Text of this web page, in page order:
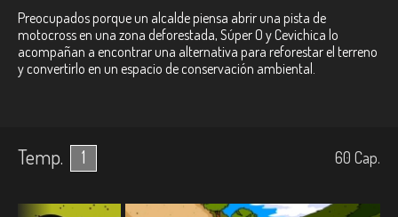
Preocupados porque un alcalde piensa abrir una pista de
motocross en una zona deforestada, Súper O y Cevichica lo
acompañan a encontrar una alternativa para reforestar el terreno
y convertirlo en un espacio de conservación ambiental.
Temp. 1 60 Cap.